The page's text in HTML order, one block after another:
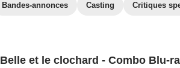
Bandes-annonces Casting Critiques
et le clochard - Combo Blu-